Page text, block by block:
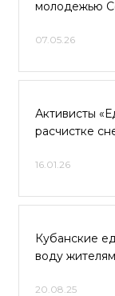
молодежью
07.05.26
Активисты
расчистке
16.01.26
Кубанские
воду
20.08.25